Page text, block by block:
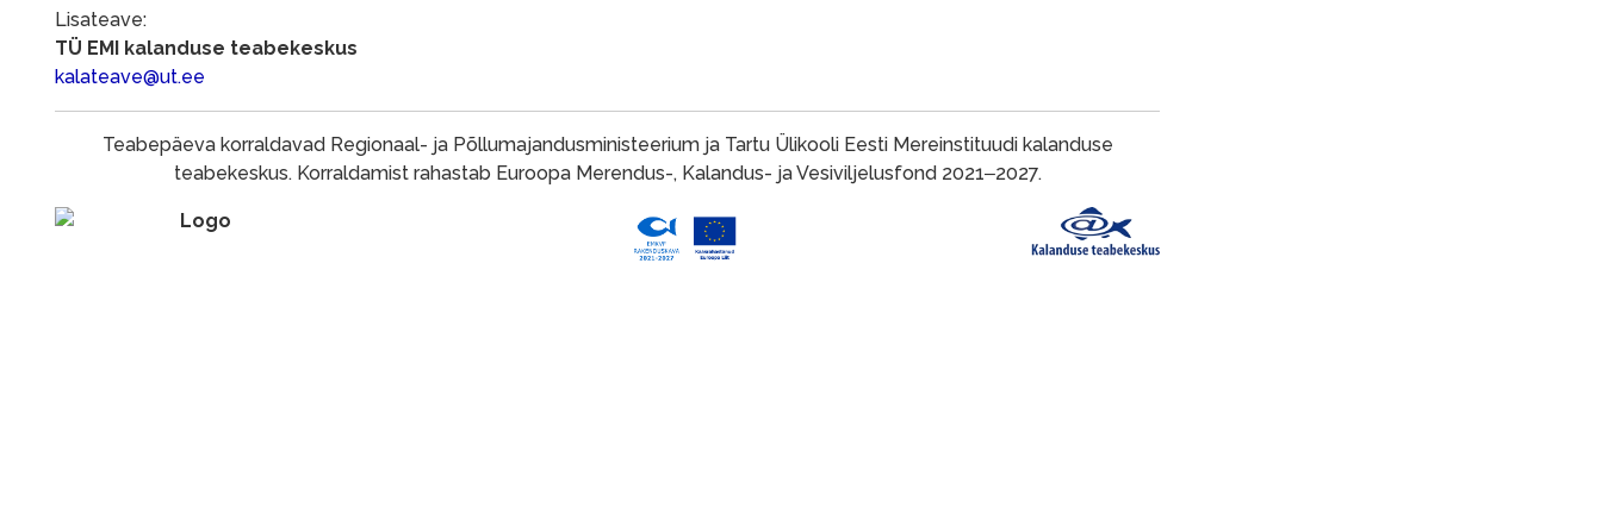
Lisateave:
TÜ EMI kalanduse teabekeskus
kalateave@ut.ee
Teabepäeva korraldavad Regionaal- ja Põllumajandusministeerium ja Tartu Ülikooli Eesti Mereinstituudi kalanduse
teabekeskus. Korraldamist rahastab Euroopa Merendus-, Kalandus- ja Vesiviljelusfond 2021–2027.